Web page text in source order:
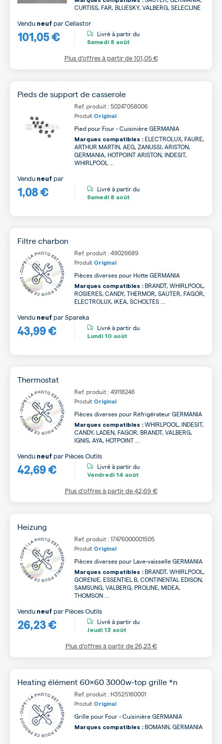
CURTISS, FAR, BLUESKY, VALBERG, SELECLINE
101,05 €
Vendu neuf parCellastor
Livré à partir du
Samedi 8 août
Plus d’offres à partir de101,05 €
Pieds de support de casserole
Ref. produit : 50247058006
Produit Original
Pied pour Four - Cuisinière GERMANIA
Marques compatibles : ELECTROLUX, FAURE,
ARTHUR MARTIN, AEG, ZANUSSI, ARISTON,
GERMANIA, HOTPOINT ARISTON, INDESIT,
WHIRLPOOL ...
1,08 €
Vendu neuf par
Livré à partir du
Samedi 8 août
Filtre charbon
Ref. produit : 49026689
Produit Original
Pièces diverses pour Hotte GERMANIA
Marques compatibles : BRANDT, WHIRLPOOL,
ROSIERES, CANDY, THERMOR, SAUTER, FAGOR,
ELECTROLUX, IKEA, SCHOLTES ...
43,99 €
Vendu neuf parSpareka
Livré à partir du
Lundi 10 août
Thermostat
Ref. produit : 49118246
Produit Original
Pièces diverses pour Réfrigérateur GERMANIA
Marques compatibles : WHIRLPOOL, INDESIT,
CANDY, LADEN, FAGOR, BRANDT, VALBERG,
IGNIS, AYA, HOTPOINT ...
42,69 €
Vendu neuf par Pièces Outils
Livré à partir du
Vendredi 14 août
Plus d’offres à partir de42,69 €
Heizung
Ref. produit : 17476000001505
Produit Original
Pièces diverses pour Lave-vaisselle GERMANIA
Marques compatibles : BRANDT, WHIRLPOOL,
GORENJE, ESSENTIEL B, CONTINENTAL EDISON,
SAMSUNG, VALBERG, PROLINE, MIDEA,
THOMSON ...
26,23 €
Vendu neuf par Pièces Outils
Livré à partir du
Jeudi 13 août
Plus d’offres à partir de26,23 €
Heating élément 60x60 3000w-top grille *n
Ref. produit : H3525160001
Produit Original
Grille pour Four - Cuisinière GERMANIA
Marques compatibles : BOMANN, GERMANIA